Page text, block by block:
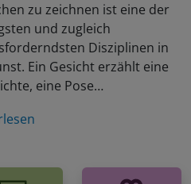
zu zeichnen ist eine der
und zugleich
Disziplinen in
Ein Gesicht erzählt eine
eine Pose…